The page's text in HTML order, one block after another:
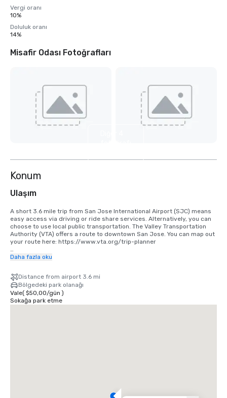
Vergi oranı
10%
Doluluk oranı
14%
Misafir Odası Fotoğrafları
Konum
Ulaşım
A short 3.6 mile trip from San Jose International Airport (SJC) means
easy access via driving or ride share services. Alternatively, you can
choose to use local public transportation. The Valley Transportation
Authority (VTA) offers a route to downtown San Jose. You can map out
your route here: https://www.vta.org/trip-planner
If you are coming in from San Francisco International Airport (SFO), the
service. Alternatively, you can use rail via BART and Caltrain.
https://www.bart.gov and https://www.caltrain.com
Daha fazla oku
Distance from airport 3.6 mi
Bölgedeki park olanağı
Vale( $50,00/gün )
Sokağa park etme